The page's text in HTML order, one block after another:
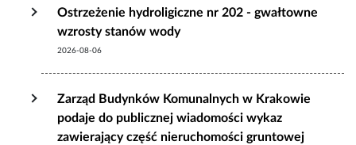
Ostrzeżenie hydroligiczne nr 202 - gwałtowne
wzrosty stanów wody
2026-08-06
Zarząd Budynków Komunalnych w Krakowie
podaje do publicznej wiadomości wykaz
zawierający część nieruchomości gruntowej